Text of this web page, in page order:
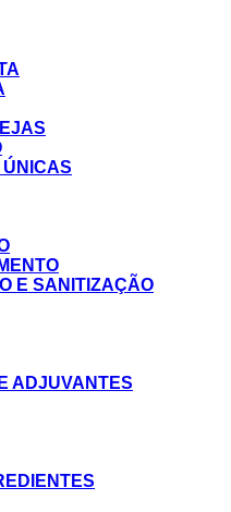
E SANITIZAÇÃO
ADJUVANTES